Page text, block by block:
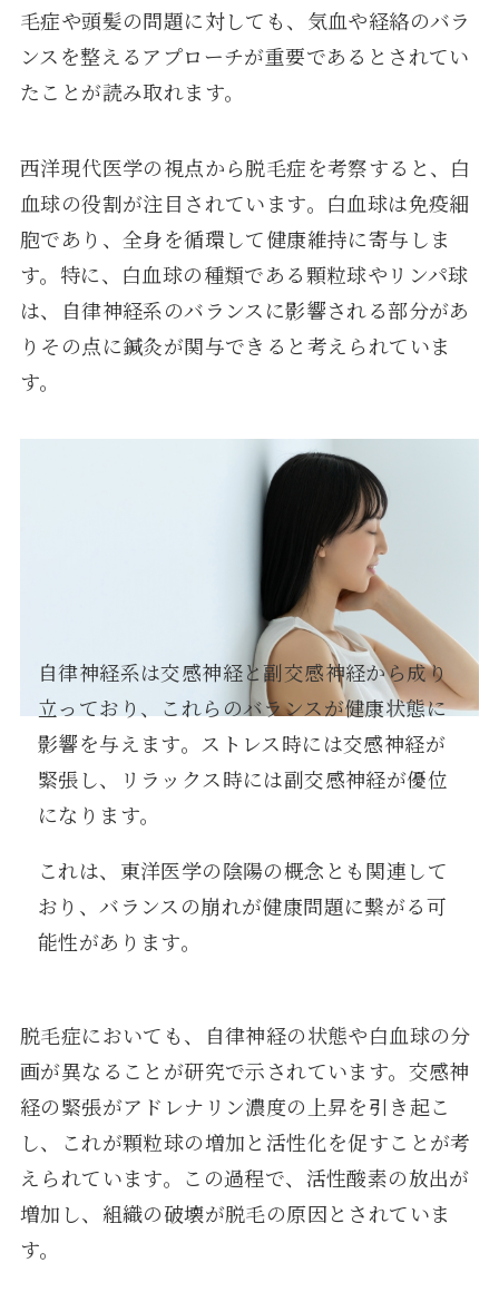
毛症や頭髪の問題に対しても、気血や経絡のバラ
ンスを整えるアプローチが重要であるとされてい
たことが読み取れます。
西洋現代医学の視点から脱毛症を考察すると、白
血球の役割が注目されています。白血球は免疫細
胞であり、全身を循環して健康維持に寄与しま
す。特に、白血球の種類である顆粒球やリンパ球
は、自律神経系のバランスに影響される部分があ
りその点に鍼灸が関与できると考えられていま
す。
自律神経系は交感神経と副交感神経から成り
立っており、これらのバランスが健康状態に
影響を与えます。ストレス時には交感神経が
緊張し、リラックス時には副交感神経が優位
になります。
これは、東洋医学の陰陽の概念とも関連して
おり、バランスの崩れが健康問題に繋がる可
能性があります。
脱毛症においても、自律神経の状態や白血球の分
画が異なることが研究で示されています。交感神
経の緊張がアドレナリン濃度の上昇を引き起こ
し、これが顆粒球の増加と活性化を促すことが考
えられています。この過程で、活性酸素の放出が
増加し、組織の破壊が脱毛の原因とされていま
す。